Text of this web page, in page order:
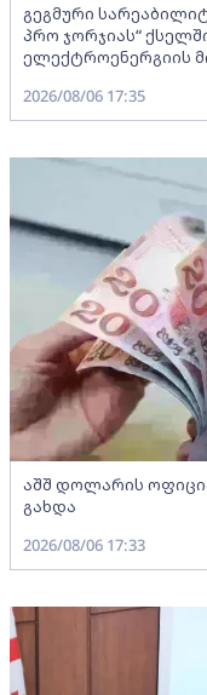
გეგმური
პრო ჯორჯიას“
ელექტროენერგიის
2026/08/06 17:35
აშშ დოლარის
გახდა
2026/08/06 17:33